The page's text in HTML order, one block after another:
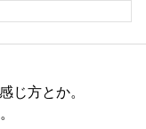
じ方とか。